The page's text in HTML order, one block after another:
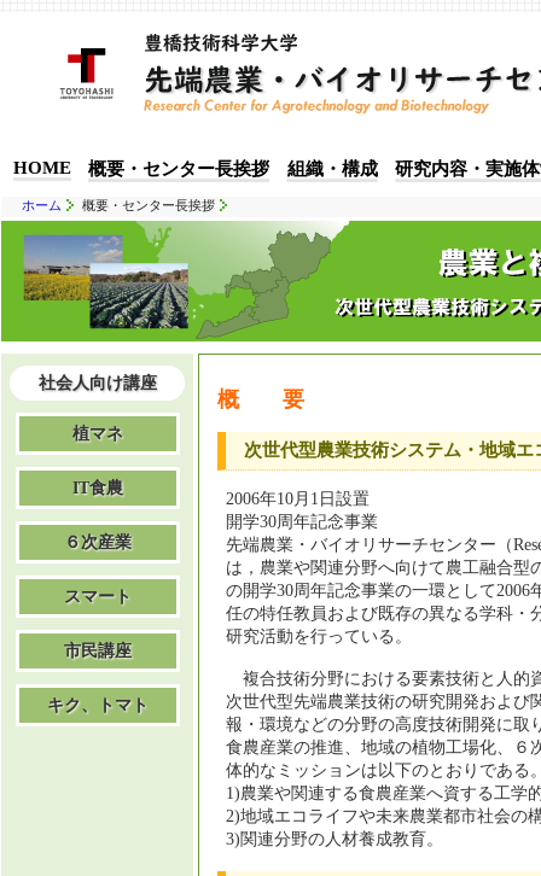
HOME 概要・センター長挨拶 組織・構成 研究内容・実施
ホーム 概要・センター長挨拶
社会人向け講座
植マネ
IT食農
６次産業
スマート
市民講座
キク、トマト
概 要
次世代型農業技術システム・地域
2006年10月1日設置
開学30周年記念事業
先端農業・バイオリサーチセンター（
は，農業や関連分野へ向けて農工融合
の開学30周年記念事業の一環として
任の特任教員および既存の異なる学科・
研究活動を行っている。
複合技術分野における要素技術と人的
次世代型先端農業技術の研究開発およ
報・環境などの分野の高度技術開発に
食農産業の推進、地域の植物工場化、６
体的なミッションは以下のとおりである
1)農業や関連する食農産業へ資する工学
2)地域エコライフや未来農業都市社会の
3)関連分野の人材養成教育。